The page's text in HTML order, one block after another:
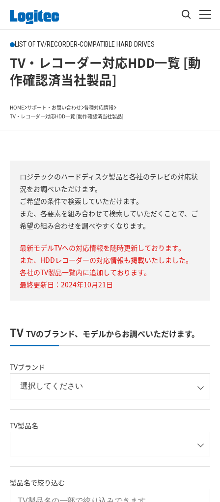
LIST OF TV/RECORDER-COMPATIBLE HARD DRIVES
TV・レコーダー対応HDD一覧 [動
作確認済当社製品]
HOME サポート・お問い合わせ 各種対応情報
TV・レコーダー対応HDD一覧 [動作確認済当社製品]
ロジテックのハードディスク製品と各社のテレビの対応状
況をお調べいただけます。
ご希望の条件で検索していただけます。
また、各要素を組み合わせて検索していただくことで、ご
希望の組み合わせを調べやすくなります。
最新モデルTVへの対応情報を随時更新しております。
また、HDDレコーダーの対応情報も掲載いたしました。
各社のTV製品一覧内に追加しております。
最終更新日：2024年10月21日
TV TVのブランド、モデルからお調べいただけます。
TVブランド
TV製品名
製品名で絞り込む